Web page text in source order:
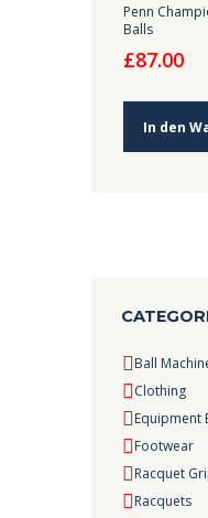
Penn
Balls
£87.00
In den
Ball
Clothing
Equipment
Footwear
Racquet
Racquets